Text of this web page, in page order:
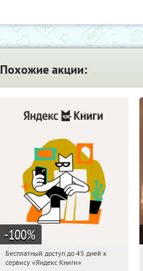
Похожие акции:
-100%
21:05:26
Получи первым!
Бесплатный доступ до 45 дней к
сервису «Яндекс Книги»